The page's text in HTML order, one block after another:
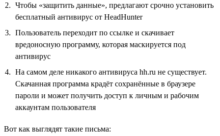
Чтобы «защитить данные», предлагают срочно установить
бесплатный антивирус от HeadHunter
Пользователь переходит по ссылке и скачивает
вредоносную программу, которая маскируется под
антивирус
На самом деле никакого антивируса hh.ru не существует.
Скачанная программа крадёт сохранённые в браузере
пароли и может получить доступ к личным и рабочим
аккаунтам пользователя
Вот как выглядят такие письма: